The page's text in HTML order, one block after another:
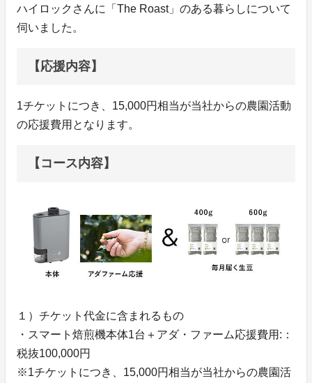
ハイロックさんに「The Roast」のある暮らしについて
伺いました。
【応援内容】
1チケットにつき、15,000円相当が当社からの農園活動
の応援費用となります。
【コース内容】
１）チケット代金に含まれるもの
・スマート焙煎機本体1台＋アダ・ファーム応援費用:：
税抜100,000円
※1チケットにつき、15,000円相当が当社からの農園活